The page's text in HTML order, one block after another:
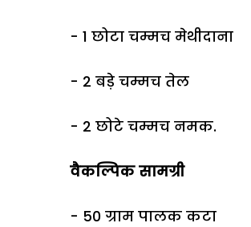
- 1 छोटा चम्मच मेथीदाना
- 2 बड़े चम्मच तेल
- 2 छोटे चम्मच नमक.
वैकल्पिक सामग्री
- 50 ग्राम पालक कटा